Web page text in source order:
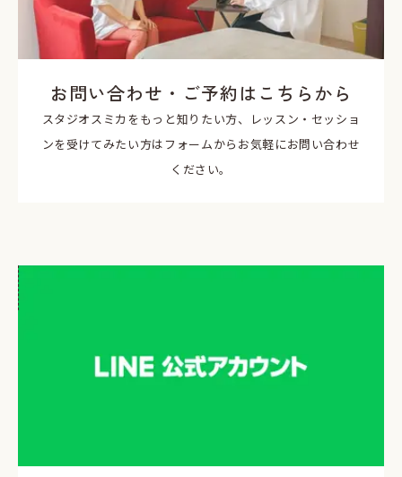
お問い合わせ・ご予約はこちらから
スタジオスミカをもっと知りたい方、レッスン・セッショ
ンを受けてみたい方はフォームからお気軽にお問い合わせ
ください。